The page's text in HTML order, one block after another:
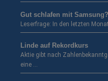
Gut schlafen mit Samsung?
Leserfrage: In den letzten
Linde auf Rekordkurs
Aktie gibt nach
eine …